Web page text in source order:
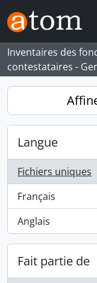
Skip to main content
Inventaires des
contestataires -
Langue
Fichiers uniques
, 4 résultats
Français
, 4 résultats
Anglais
, 3 résultats
Fait partie de